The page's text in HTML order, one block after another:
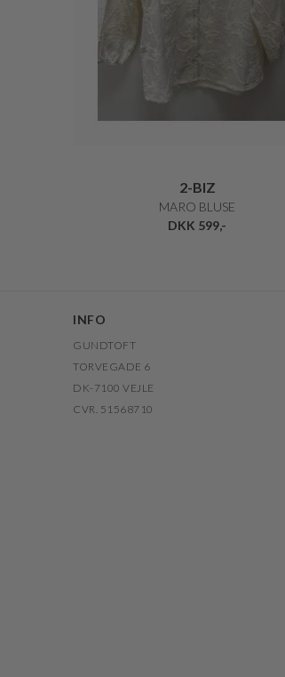
2-BIZ
MARO BLUSE
DKK 599,-
INFO
GUNDTOFT
TORVEGADE 6
DK-7100 VEJLE
CVR. 51568710